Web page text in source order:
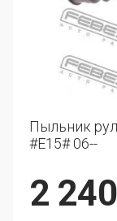
Пыльник
#E15# 06--
2